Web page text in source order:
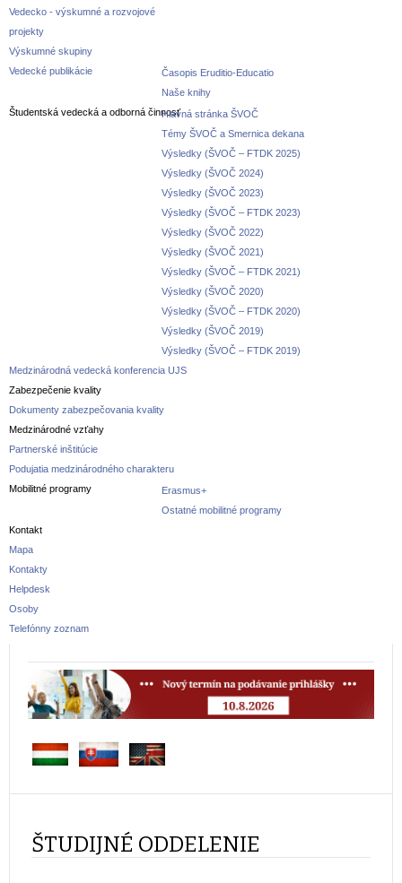
Vedecko - výskumné a rozvojové
projekty
Výskumné skupiny
Vedecké publikácie
Časopis Eruditio-Educatio
Naše knihy
Študentská vedecká a odborná činnosťHlavná stránka ŠVOČ
Témy ŠVOČ a Smernica dekana
Výsledky (ŠVOČ – FTDK 2025)
Výsledky (ŠVOČ 2024)
Výsledky (ŠVOČ 2023)
Výsledky (ŠVOČ – FTDK 2023)
Výsledky (ŠVOČ 2022)
Výsledky (ŠVOČ 2021)
Výsledky (ŠVOČ – FTDK 2021)
Výsledky (ŠVOČ 2020)
Výsledky (ŠVOČ – FTDK 2020)
Výsledky (ŠVOČ 2019)
Výsledky (ŠVOČ – FTDK 2019)
Medzinárodná vedecká konferencia UJS
Zabezpečenie kvality
Dokumenty zabezpečovania kvality
Medzinárodné vzťahy
Partnerské inštitúcie
Podujatia medzinárodného charakteru
Mobilitné programy
Erasmus+
Ostatné mobilitné programy
Kontakt
Mapa
Kontakty
Helpdesk
Osoby
Telefónny zoznam
ŠTUDIJNÉ ODDELENIE